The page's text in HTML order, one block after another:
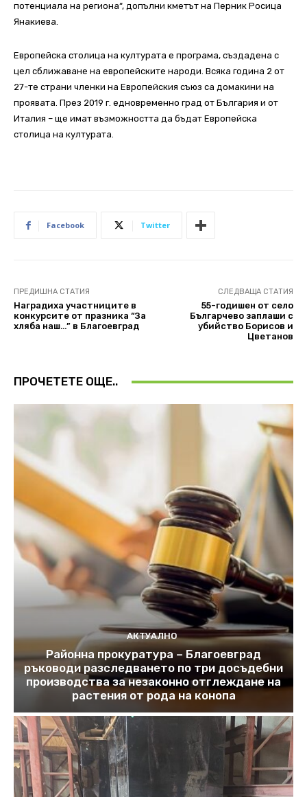
потенциала на региона“, допълни кметът на Перник Росица
Янакиева.
Европейска столица на културата е програма, създадена с
цел сближаване на европейските народи. Всяка година 2 от
27-те страни членки на Европейския съюз са домакини на
проявата. През 2019 г. едновременно град от България и от
Италия – ще имат възможността да бъдат Европейска
столица на културата.
Facebook Twitter
ПРЕДИШНА СТАТИЯ
Наградиха участниците в
конкурсите от празника “За
хляба наш…” в Благоевград
СЛЕДВАЩА СТАТИЯ
55-годишен oт село
Българчево заплаши с
убийство Борисов и
Цветанов
ПРОЧЕТЕТЕ ОЩЕ..
АКТУАЛНО
Районна прокуратура – Благоевград
ръководи разследването по три досъдебни
производства за незаконно отглеждане на
растения от рода на конопа